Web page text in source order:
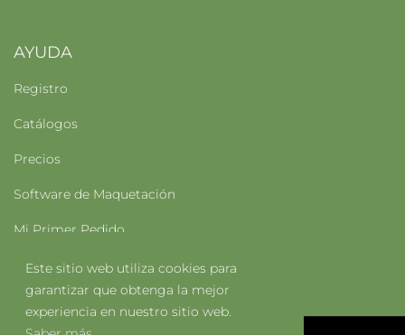
Este sitio web utiliza cookies para
garantizar que obtenga la mejor
experiencia en nuestro sitio web.
AYUDA
Registro
Catálogos
Precios
Software de Maquetación
Mi Primer Pedido